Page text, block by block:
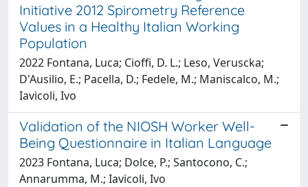
Initiative 2012 Spirometry Reference
Values in a Healthy Italian Working
Population
2022 Fontana, Luca; Cioffi, D. L.; Leso, Veruscka;
D'Ausilio, E.; Pacella, D.; Fedele, M.; Maniscalco, M.;
Iavicoli, Ivo
Validation of the NIOSH Worker Well-
Being Questionnaire in Italian Language
2023 Fontana, Luca; Dolce, P.; Santocono, C.;
Annarumma, M.; Iavicoli, Ivo